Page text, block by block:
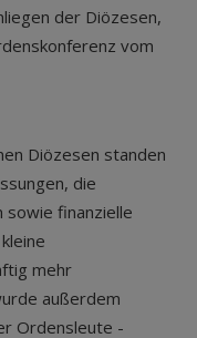
der Diözesen,
vom
Diözesen standen
die
sowie finanzielle
mehr
außerdem
Ordensleute -